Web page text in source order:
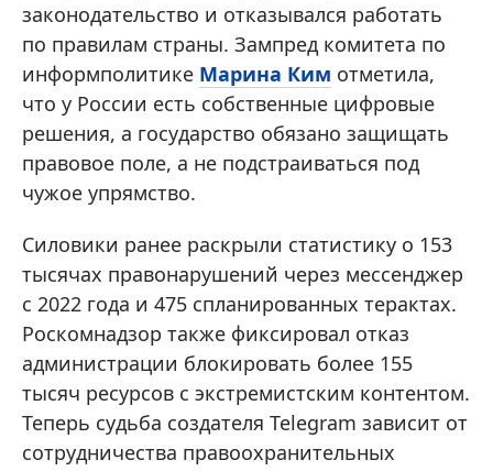
законодательство и отказывался работать
по правилам страны. Зампред комитета по
информполитике Марина Ким отметила,
что у России есть собственные цифровые
решения, а государство обязано защищать
правовое поле, а не подстраиваться под
чужое упрямство.
Силовики ранее раскрыли статистику о 153
тысячах правонарушений через мессенджер
с 2022 года и 475 спланированных терактах.
Роскомнадзор также фиксировал отказ
администрации блокировать более 155
тысяч ресурсов с экстремистским контентом.
Теперь судьба создателя Telegram зависит от
сотрудничества правоохранительных